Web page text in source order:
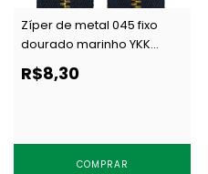
Zíper de metal 045 fixo
dourado marinho YKK
YGRC 459 GS 560 c/ 1 un
R$8,30
COMPRAR